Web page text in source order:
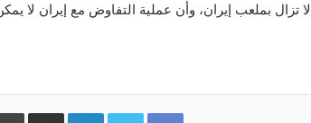
Facebook
Twitter
LinkedInمشاركة عبر البريد